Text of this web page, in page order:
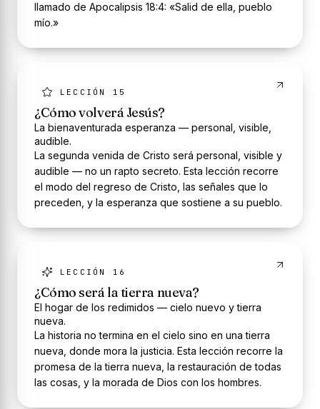
llamado de Apocalipsis 18:4: «Salid de ella, pueblo
mío.»
LECCIÓN 15
¿Cómo volverá Jesús?
La bienaventurada esperanza — personal, visible,
audible.
La segunda venida de Cristo será personal, visible y
audible — no un rapto secreto. Esta lección recorre
el modo del regreso de Cristo, las señales que lo
preceden, y la esperanza que sostiene a su pueblo.
LECCIÓN 16
¿Cómo será la tierra nueva?
El hogar de los redimidos — cielo nuevo y tierra
nueva.
La historia no termina en el cielo sino en una tierra
nueva, donde mora la justicia. Esta lección recorre la
promesa de la tierra nueva, la restauración de todas
las cosas, y la morada de Dios con los hombres.